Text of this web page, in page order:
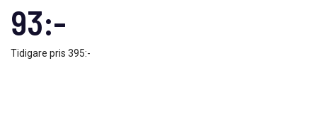
93:-
Tidigare pris 395:-